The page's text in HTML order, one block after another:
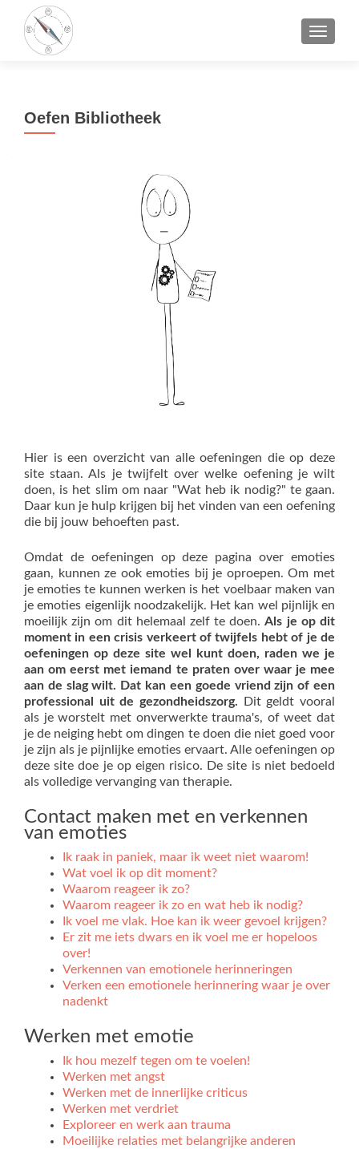
Oefen Bibliotheek
Hier is een overzicht van alle oefeningen die op deze
site staan. Als je twijfelt over welke oefening je wilt
doen, is het slim om naar "Wat heb ik nodig?" te gaan.
Daar kun je hulp krijgen bij het vinden van een oefening
die bij jouw behoeften past.
Omdat de oefeningen op deze pagina over emoties
gaan, kunnen ze ook emoties bij je oproepen. Om met
je emoties te kunnen werken is het voelbaar maken van
je emoties eigenlijk noodzakelijk. Het kan wel pijnlijk en
moeilijk zijn om dit helemaal zelf te doen.Als je op dit
moment in een crisis verkeert of twijfels hebt of je de
oefeningen op deze site wel kunt doen, raden we je
aan om eerst met iemand te praten over waar je mee
aan de slag wilt. Dat kan een goede vriend zijn of een
professional uit de gezondheidszorg. Dit geldt vooral
als je worstelt met onverwerkte trauma's, of weet dat
je de neiging hebt om dingen te doen die niet goed voor
je zijn als je pijnlijke emoties ervaart. Alle oefeningen op
deze site doe je op eigen risico. De site is niet bedoeld
als volledige vervanging van therapie.
Contact maken met en verkennen
van emoties
Ik raak in paniek, maar ik weet niet waarom!
Wat voel ik op dit moment?
Waarom reageer ik zo?
Waarom reageer ik zo en wat heb ik nodig?
Ik voel me vlak. Hoe kan ik weer gevoel krijgen?
Er zit me iets dwars en ik voel me er hopeloos
over!
Verkennen van emotionele herinneringen
Verken een emotionele herinnering waar je over
nadenkt
Werken met emotie
Ik hou mezelf tegen om te voelen!
Werken met angst
Werken met de innerlijke criticus
Werken met verdriet
Exploreer en werk aan trauma
Moeilijke relaties met belangrijke anderen